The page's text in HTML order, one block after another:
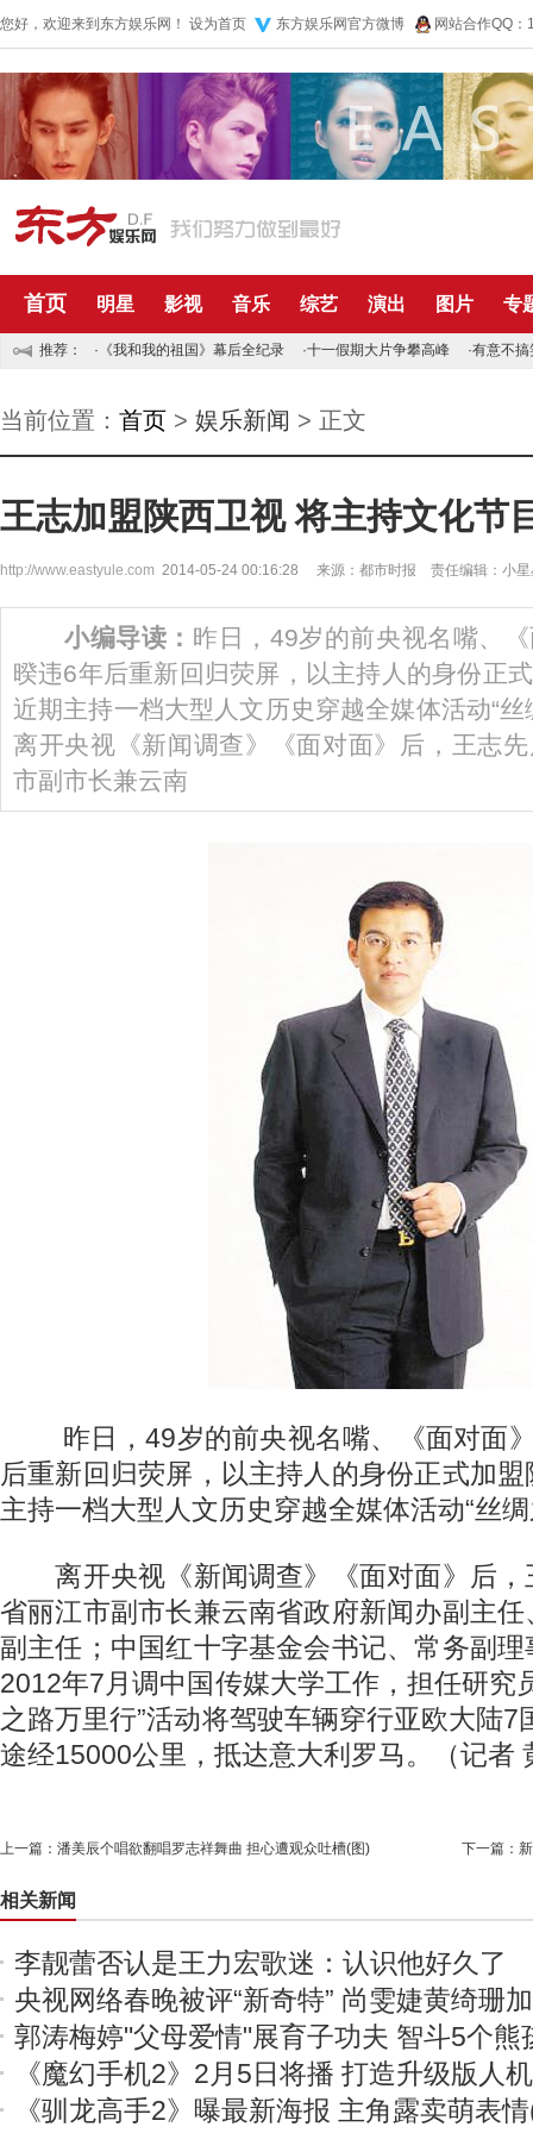
您好，欢迎来到东方娱乐网！ 设为首页 东方娱乐网官方微博 网站合作QQ
首页 明星 影视 音乐 综艺 演出 图片 专
推荐： · 《我和我的祖国》幕后全纪录 ·十一假期大片争攀高峰 ·有意不搞
当前位置： 首页 > 娱乐新闻 > 正文
王志加盟陕西卫视 将主持文化节
http://www.eastyule.com 2014-05-24 00:16:28 来源：都市时报 责任编辑：小星
小编导读： 昨日，49岁的前央视名嘴、
暌违6年后重新回归荧屏，以主持人的身份正
近期主持一档大型人文历史穿越全媒体活动
离开央视《新闻调查》《面对面》后，王志
市副市长兼云南
昨日，49岁的前央视名嘴、《面对面》
后重新回归荧屏，以主持人的身份正式加
主持一档大型人文历史穿越全媒体活动“丝
离开央视《新闻调查》《面对面》后，
省丽江市副市长兼云南省政府新闻办副主
副主任；中国红十字基金会书记、常务副
2012年7月调中国传媒大学工作，担任研究
之路万里行”活动将驾驶车辆穿行亚欧大陆
途经15000公里，抵达意大利罗马。（记者
上一篇： 潘美辰个唱欲翻唱罗志祥舞曲 担心遭观众吐槽(图) 下一篇：
相关新闻
李靓蕾否认是王力宏歌迷：认识他好久了
央视网络春晚被评“新奇特” 尚雯婕黄绮珊
郭涛梅婷"父母爱情"展育子功夫 智斗5个熊
《魔幻手机2》2月5日将播 打造升级版人
《驯龙高手2》曝最新海报 主角露卖萌表